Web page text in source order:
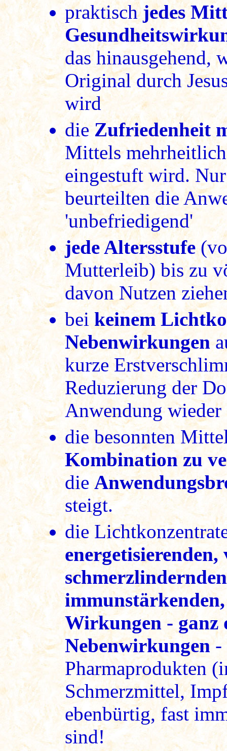
praktischjedes
das hinausgehend,
Original durch
wird
dieZufriedenheit
Mittels
eingestuft wird.
beurteilten die
'unbefriedigend'
jede Altersstufe
Mutterleib) bis zu
davon Nutzen
bei keinem
Nebenwirkungen
kurze
Reduzierung der
Anwendung wieder
die besonnten
Kombination zu
die
steigt.
die
Wirkungen - ganz
Nebenwirkungen-
Pharmaprodukten
Schmerzmittel,
ebenbürtig, fast
sind!